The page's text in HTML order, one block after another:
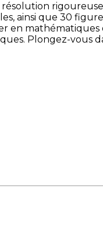
ainsi que 30
en
Plongez-vous